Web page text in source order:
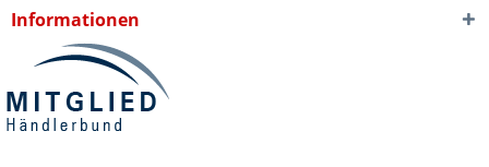
Informationen